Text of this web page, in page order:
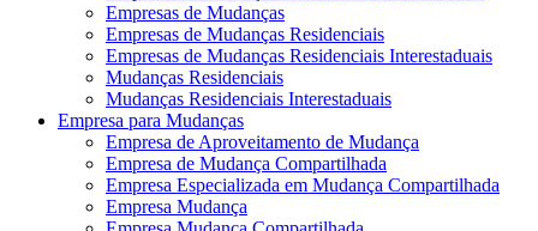
Empresas de Mudanças
Empresas de Mudanças Residenciais
Empresas de Mudanças Residenciais Interestaduais
Mudanças Residenciais
Mudanças Residenciais Interestaduais
Empresa para Mudanças
Empresa de Aproveitamento de Mudança
Empresa de Mudança Compartilhada
Empresa Especializada em Mudança Compartilhada
Empresa Mudança